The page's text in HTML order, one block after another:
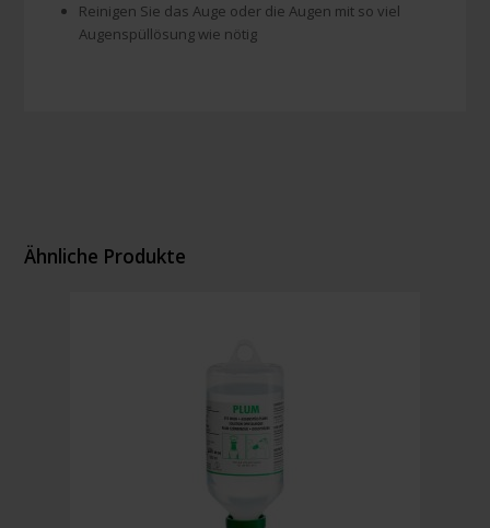
Reinigen Sie das Auge oder die Augen mit so viel
Augenspüllösung wie nötig
Ähnliche Produkte